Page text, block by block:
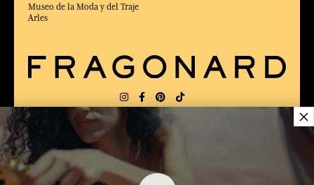
Museo de la Moda y del Traje
Arles
ENTREGA: US
×